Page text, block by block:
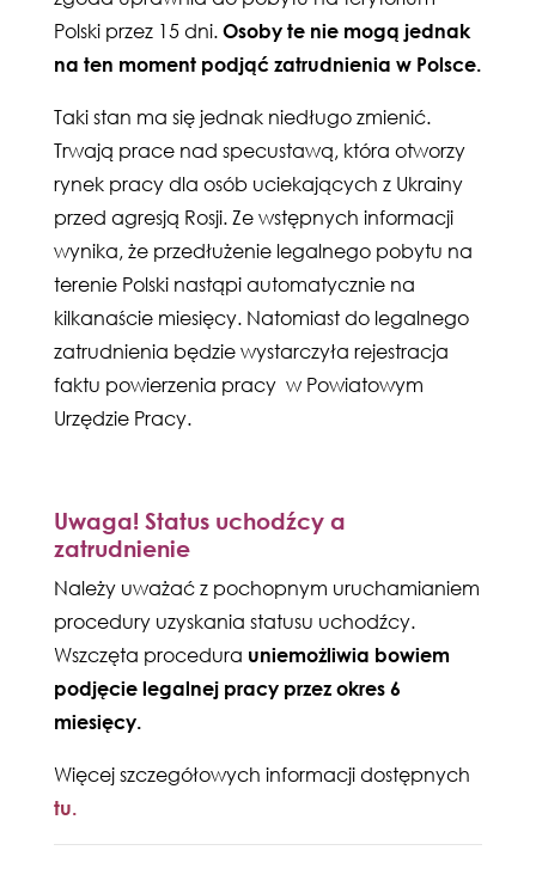
Polski przez 15 dni. Osoby te nie mogą jednak
na ten moment podjąć zatrudnienia w Polsce.
Taki stan ma się jednak niedługo zmienić.
Trwają prace nad specustawą, która otworzy
rynek pracy dla osób uciekających z Ukrainy
przed agresją Rosji. Ze wstępnych informacji
wynika, że przedłużenie legalnego pobytu na
terenie Polski nastąpi automatycznie na
kilkanaście miesięcy. Natomiast do legalnego
zatrudnienia będzie wystarczyła rejestracja
faktu powierzenia pracy w Powiatowym
Urzędzie Pracy.
Uwaga! Status uchodźcy a
zatrudnienie
Należy uważać z pochopnym uruchamianiem
procedury uzyskania statusu uchodźcy.
Wszczęta procedura uniemożliwia bowiem
podjęcie legalnej pracy przez okres 6
miesięcy.
Więcej szczegółowych informacji dostępnych
tu.